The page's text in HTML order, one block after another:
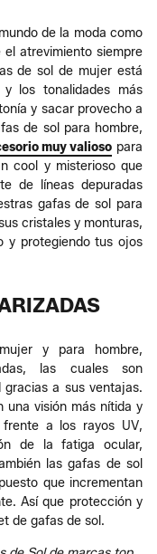
de la moda como
atrevimiento siempre
de sol de mujer está
los tonalidades más
y sacar provecho a
de sol para hombre,
muy valiosopara
cool y misterioso que
de líneas depuradas
gafas de sol para
cristales y monturas,
y protegiendo tus ojos
y para hombre,
las cuales son
a sus ventajas.
una visión más nítida y
a los rayos UV,
de la fatiga ocular,
las gafas de sol
que incrementan
Así que protección y
de gafas de sol.